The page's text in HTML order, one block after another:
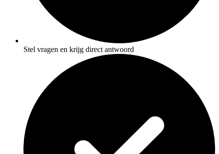
Stel vragen en krijg direct antwoord